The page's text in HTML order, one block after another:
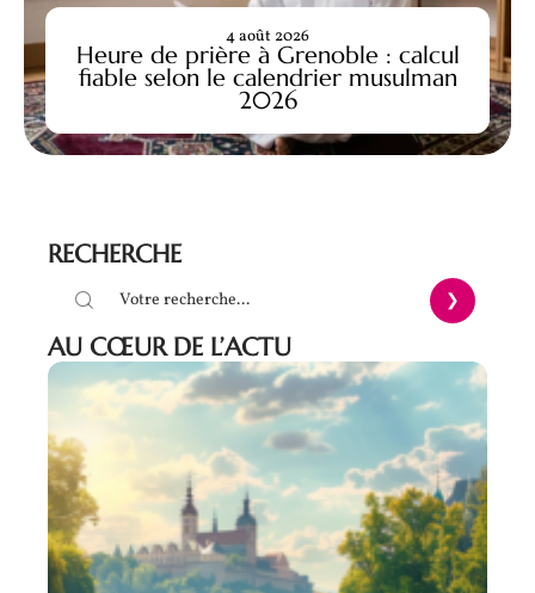
Heure de prière à Grenoble : calcul
fiable selon le calendrier musulman
2026
4 août 2026
RECHERCHE
AU CŒUR DE L’ACTU